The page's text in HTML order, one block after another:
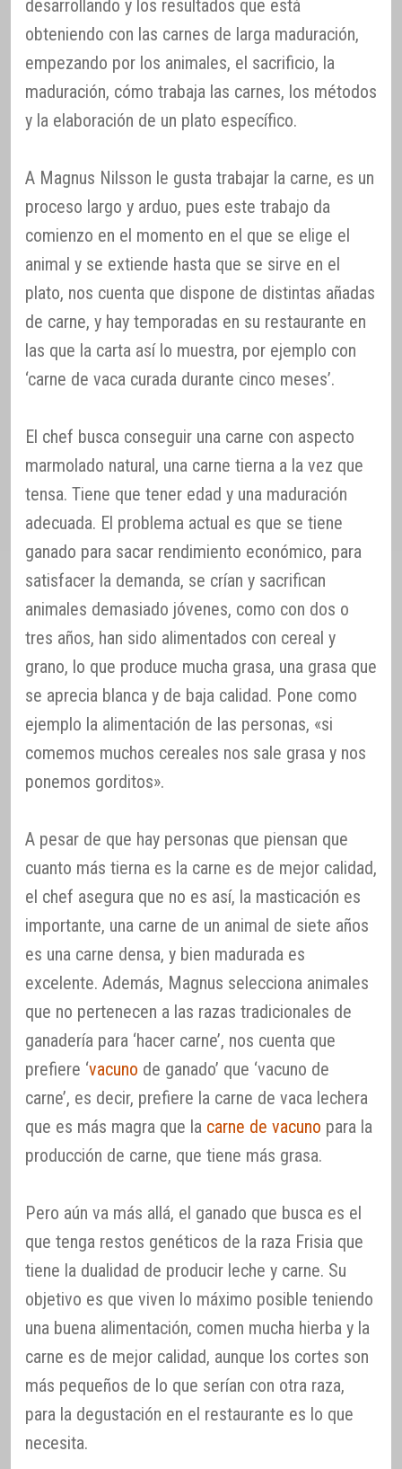
desarrollando y los resultados que está
obteniendo con las carnes de larga maduración,
empezando por los animales, el sacrificio, la
maduración, cómo trabaja las carnes, los métodos
y la elaboración de un plato específico.
A Magnus Nilsson le gusta trabajar la carne, es un
proceso largo y arduo, pues este trabajo da
comienzo en el momento en el que se elige el
animal y se extiende hasta que se sirve en el
plato, nos cuenta que dispone de distintas añadas
de carne, y hay temporadas en su restaurante en
las que la carta así lo muestra, por ejemplo con
‘carne de vaca curada durante cinco meses’.
El chef busca conseguir una carne con aspecto
marmolado natural, una carne tierna a la vez que
tensa. Tiene que tener edad y una maduración
adecuada. El problema actual es que se tiene
ganado para sacar rendimiento económico, para
satisfacer la demanda, se crían y sacrifican
animales demasiado jóvenes, como con dos o
tres años, han sido alimentados con cereal y
grano, lo que produce mucha grasa, una grasa que
se aprecia blanca y de baja calidad. Pone como
ejemplo la alimentación de las personas, «si
comemos muchos cereales nos sale grasa y nos
ponemos gorditos».
A pesar de que hay personas que piensan que
cuanto más tierna es la carne es de mejor calidad,
el chef asegura que no es así, la masticación es
importante, una carne de un animal de siete años
es una carne densa, y bien madurada es
excelente. Además, Magnus selecciona animales
que no pertenecen a las razas tradicionales de
ganadería para ‘hacer carne’, nos cuenta que
prefiere ‘vacuno de ganado’ que ‘vacuno de
carne’, es decir, prefiere la carne de vaca lechera
que es más magra que la carne de vacuno para la
producción de carne, que tiene más grasa.
Pero aún va más allá, el ganado que busca es el
que tenga restos genéticos de la raza Frisia que
tiene la dualidad de producir leche y carne. Su
objetivo es que viven lo máximo posible teniendo
una buena alimentación, comen mucha hierba y la
carne es de mejor calidad, aunque los cortes son
más pequeños de lo que serían con otra raza,
para la degustación en el restaurante es lo que
necesita.